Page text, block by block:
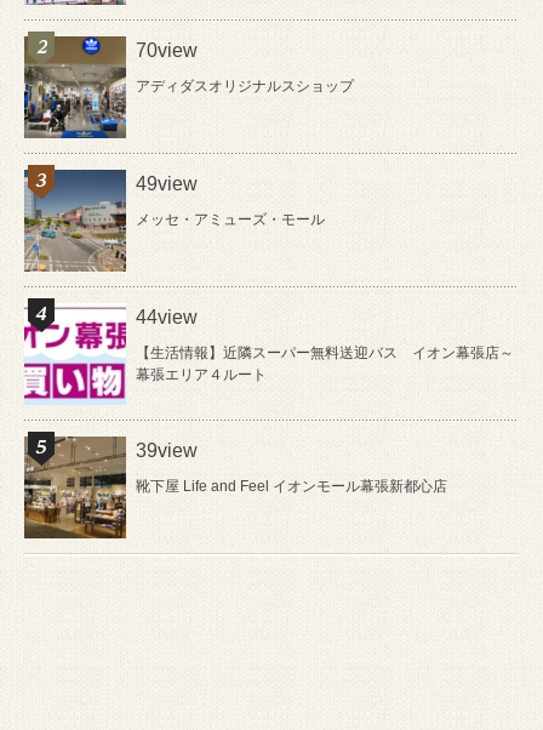
70view
アディダスオリジナルスショップ
49view
メッセ・アミューズ・モール
44view
【生活情報】近隣スーパー無料送迎バス イオン幕張店～
幕張エリア４ルート
39view
靴下屋 Life and Feel イオンモール幕張新都心店